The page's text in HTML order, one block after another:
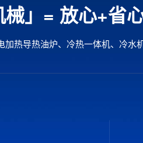
」= 放心+省
热导热油炉、冷热一体机、冷水